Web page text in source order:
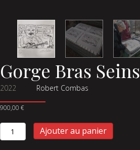
Gorge Bras Seins
2022 Robert Combas
900,00 €
quantité
de
Ajouter au panier